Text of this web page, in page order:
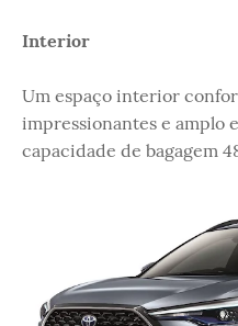
Interior
Um espaço interior
impressionantes e amplo
capacidade de bagagem